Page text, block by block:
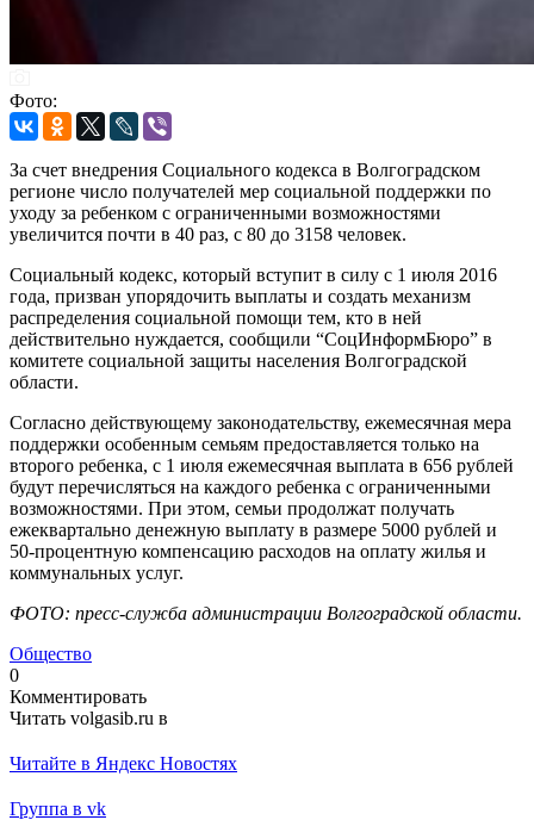
Фото:
За счет внедрения Социального кодекса в Волгоградском
регионе число получателей мер социальной поддержки по
уходу за ребенком с ограниченными возможностями
увеличится почти в 40 раз, с 80 до 3158 человек.
Социальный кодекс, который вступит в силу с 1 июля 2016
года, призван упорядочить выплаты и создать механизм
распределения социальной помощи тем, кто в ней
действительно нуждается, сообщили “СоцИнформБюро” в
комитете социальной защиты населения Волгоградской
области.
Согласно действующему законодательству, ежемесячная мера
поддержки особенным семьям предоставляется только на
второго ребенка, с 1 июля ежемесячная выплата в 656 рублей
будут перечисляться на каждого ребенка с ограниченными
возможностями. При этом, семьи продолжат получать
ежеквартально денежную выплату в размере 5000 рублей и
50-процентную компенсацию расходов на оплату жилья и
коммунальных услуг.
ФОТО: пресс-служба администрации Волгоградской области.
Общество
0
Комментировать
Читать volgasib.ru в
Читайте в Яндекс Новостях
Группа в vk